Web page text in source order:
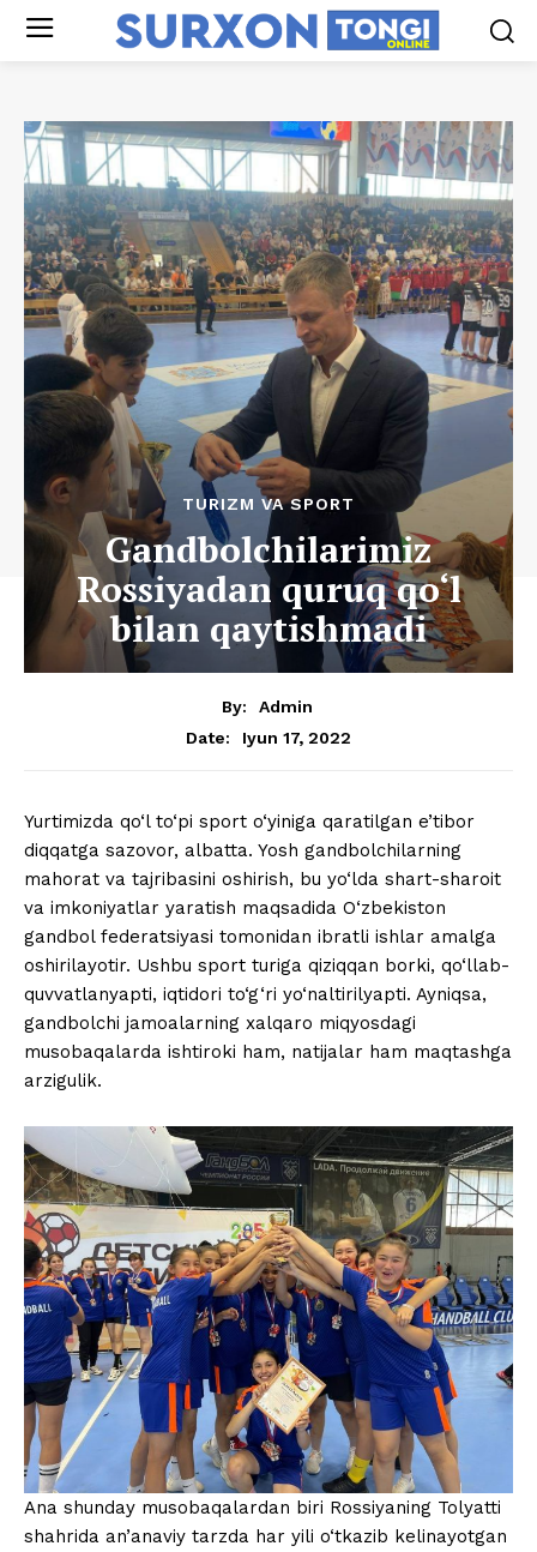
TURIZM VA SPORT
Gandbolchilarimiz
Rossiyadan quruq qo‘l
bilan qaytishmadi
By:
Admin
Date:
Iyun 17, 2022
Yurtimizda qo‘l to‘pi sport o‘yiniga qaratilgan e’tibor
diqqatga sazovor, albatta. Yosh gandbolchilarning
mahorat va tajribasini oshirish, bu yo‘lda shart-sharoit
va imkoniyatlar yaratish maqsadida O‘zbekiston
gandbol federatsiyasi tomonidan ibratli ishlar amalga
oshirilayotir. Ushbu sport turiga qiziqqan borki, qo‘llab-
quvvatlanyapti, iqtidori to‘g‘ri yo‘naltirilyapti. Ayniqsa,
gandbolchi jamoalarning xalqaro miqyosdagi
musobaqalarda ishtiroki ham, natijalar ham maqtashga
arzigulik.
Ana shunday musobaqalardan biri Rossiyaning Tolyatti
shahrida an’anaviy tarzda har yili o‘tkazib kelinayotgan